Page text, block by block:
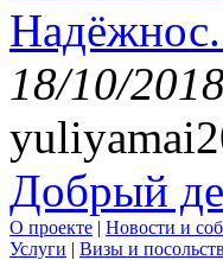
18/10/2018
Добрый
О проекте | Новости и
Услуги | Визы и